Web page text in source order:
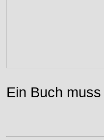
Ein Buch